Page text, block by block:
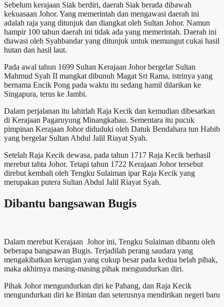
Sebelum kerajaan Siak berdiri, daerah Siak berada dibawah
kekuasaan Johor. Yang memerintah dan mengawasi daerah ini
adalah raja yang ditunjuk dan diangkat oleh Sultan Johor. Namun
hampir 100 tahun daerah ini tidak ada yang memerintah. Daerah ini
diawasi oleh Syahbandar yang ditunjuk untuk memungut cukai hasil
hutan dan hasil laut.
Pada awal tahun 1699 Sultan Kerajaan Johor bergelar Sultan
Mahmud Syah II mangkat dibunuh Magat Sri Rama, istrinya yang
bernama Encik Pong pada waktu itu sedang hamil dilarikan ke
Singapura, terus ke Jambi.
Dalam perjalanan itu lahirlah Raja Kecik dan kemudian dibesarkan
di Kerajaan Pagaruyung Minangkabau. Sementara itu pucuk
pimpinan Kerajaan Johor diduduki oleh Datuk Bendahara tun Habib
yang bergelar Sultan Abdul Jalil Riayat Syah.
Setelah Raja Kecik dewasa, pada tahun 1717 Raja Kecik berhasil
merebut tahta Johor. Tetapi tahun 1722 Kerajaan Johor tersebut
direbut kembali oleh Tengku Sulaiman ipar Raja Kecik yang
merupakan putera Sultan Abdul Jalil Riayat Syah.
Dibantu bangsawan Bugis
Dalam merebut Kerajaan Johor ini, Tengku Sulaiman dibantu oleh
beberapa bangsawan Bugis. Terjadilah perang saudara yang
mengakibatkan kerugian yang cukup besar pada kedua belah pihak,
maka akhirnya masing-masing pihak mengundurkan diri.
Pihak Johor mengundurkan diri ke Pahang, dan Raja Kecik
mengundurkan diri ke Bintan dan seterusnya mendirikan negeri baru